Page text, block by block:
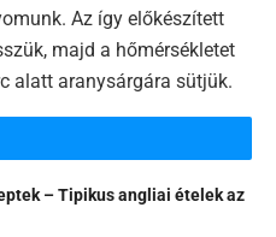
Az így előkészített
majd a hőmérsékletet
alatt aranysárgára sütjük.
– Tipikus angliai ételek az